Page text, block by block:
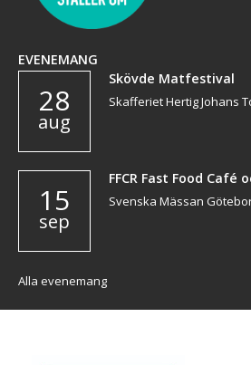
EVENEMANG
28
aug
Skövde Matfestival
Skafferiet Hertig Johans
15
sep
FFCR Fast Food Café
Svenska Mässan
Alla evenemang